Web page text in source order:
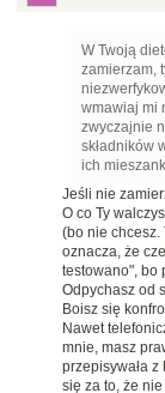
W Twoją
zamierzam,
wmawiaj mi
zwyczajnie
składników
ich
Jeśli nie
O co Ty
(bo nie chcesz.
oznacza, że
testowano", bo
Odpychasz od
Boisz się
Nawet
mnie, masz
przepisywała
się za to, że nie